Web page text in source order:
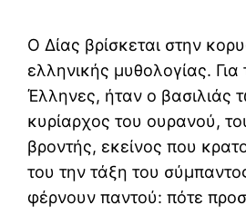
Ο Δίας βρίσκεται στην
ελληνικής μυθολογίας.
Έλληνες, ήταν ο βασιλιάς
κυρίαρχος του ουρανού,
βροντής, εκείνος που
του την τάξη του
φέρνουν παντού: πότε